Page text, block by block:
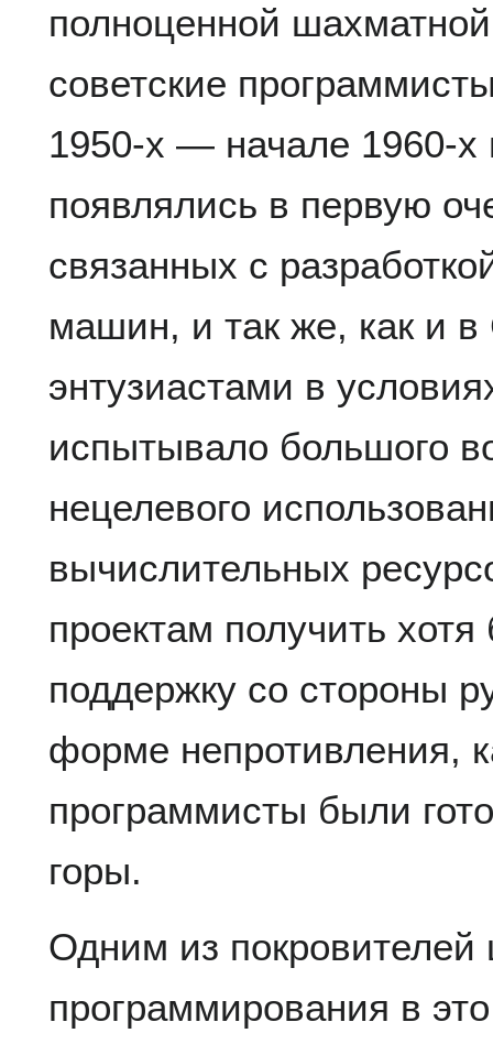
полноценной
советские
1950-х — начале 1960-х
появлялись в первую
связанных с
машин, и так же, как и
энтузиастами в
испытывало большого
нецелевого
вычислительных
проектам получить
поддержку со стороны
форме непротивления,
программисты были
горы.
Одним из покровителей
программирования в